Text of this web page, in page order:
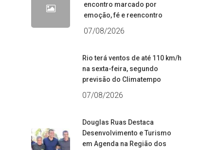
encontro marcado por
emoção, fé e reencontro
07/08/2026
Rio terá ventos de até 110 km/h
na sexta-feira, segundo
previsão do Climatempo
07/08/2026
Douglas Ruas Destaca
Desenvolvimento e Turismo
em Agenda na Região dos